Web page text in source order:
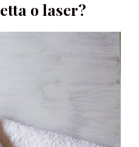
o laser?